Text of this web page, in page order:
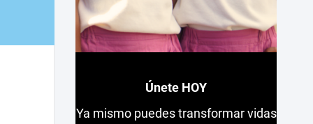
Únete HOY
Ya mismo puedes transformar vidas